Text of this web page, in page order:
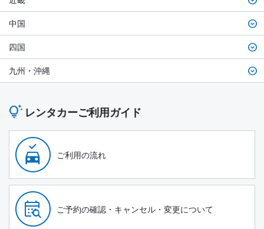
中国
四国
九州・沖縄
レンタカーご利用ガイド
ご利用の流れ
ご予約の確認・キャンセル・変更について